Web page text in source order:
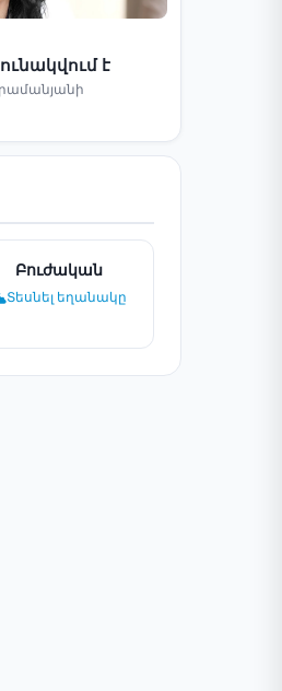
է
Բուժական
Տեսնել եղանակը